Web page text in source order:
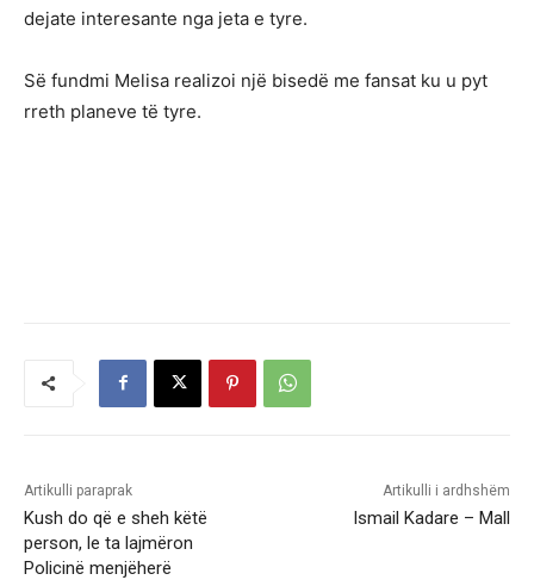
dejate interesante nga jeta e tyre.
Së fundmi Melisa realizoi një bisedë me fansat ku u pyt
rreth planeve të tyre.
Artikulli paraprak
Kush do që e sheh këtë
person, le ta lajmëron
Policinë menjëherë
Artikulli i ardhshëm
Ismail Kadare – Mall